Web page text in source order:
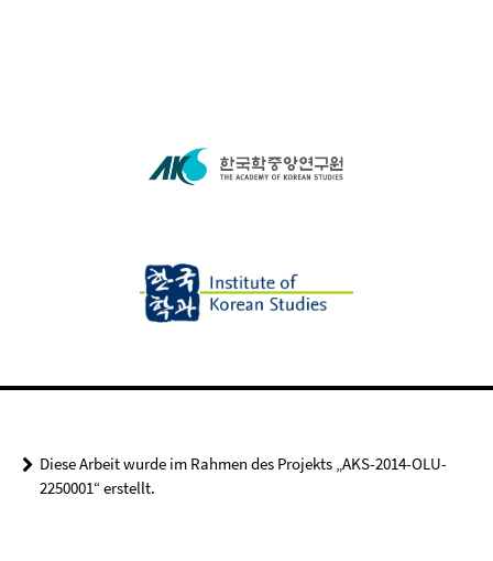
Diese Arbeit wurde im Rahmen des Projekts „AKS-2014-OLU-
2250001“ erstellt.